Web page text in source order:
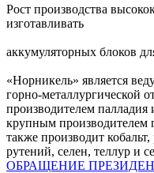
Рост производства
изготавливать
аккумуляторных блоков
«Норникель» является
горно-металлургической
производителем палладия
крупным производителем
также производит
рутений, селен, теллур и
ОБРАЩЕНИЕ